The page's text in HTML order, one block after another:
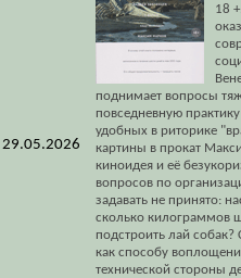
29.05.2026
18
поднимает вопросы
повседневную
удобных в риторике
картины в прокат
киноидея и её
вопросов по
задавать не принято:
сколько килограммов
подстроить лай собак?
как способу
технической стороны